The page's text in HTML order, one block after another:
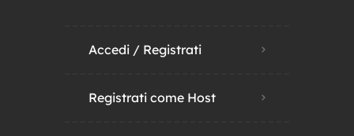
Accedi / Registrati
Registrati come Host